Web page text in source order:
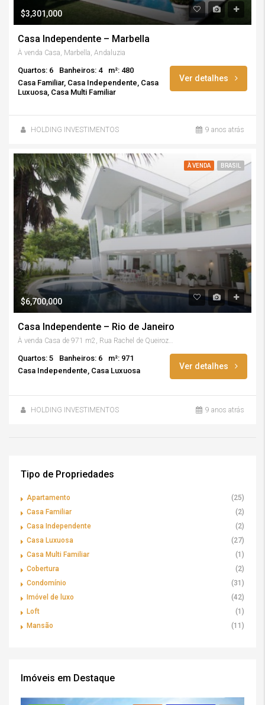
$3,301,000
Casa Independente – Marbella
À venda Casa, Marbella, Andaluzia
Quartos: 6 Banheiros: 4
m²: 480
Casa Familiar, Casa Independente, Casa
Luxuosa, Casa Multi Familiar
Ver detalhes
HOLDING INVESTIMENTOS 9 anos atrás
À VENDA BRASIL
$6,700,000
Casa Independente – Rio de Janeiro
À venda Casa de 971 m2, Rua Rachel de Queiroz, Rio de Janeiro
Quartos: 5 Banheiros: 6
m²: 971
Casa Independente, Casa Luxuosa
Ver detalhes
HOLDING INVESTIMENTOS 9 anos atrás
Tipo de Propriedades
Apartamento
(25)
Casa Familiar
(2)
Casa Independente
(2)
Casa Luxuosa
(27)
Casa Multi Familiar
(1)
Cobertura
(2)
Condomínio
(31)
Imóvel de luxo
(42)
Loft
(1)
Mansão
(11)
Imóveis em Destaque